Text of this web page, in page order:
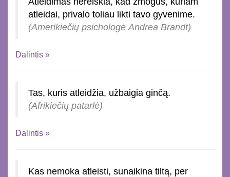
atleidai, privalo toliau likti tavo gyvenime.
(Amerikiečių psichologė Andrea Brandt)
Dalintis »
Tas, kuris atleidžia, užbaigia ginčą.
(Afrikiečių patarlė)
Dalintis »
Kas nemoka atleisti, sunaikina tiltą, per